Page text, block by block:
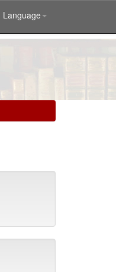
Language